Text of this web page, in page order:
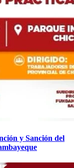
y Sanción del